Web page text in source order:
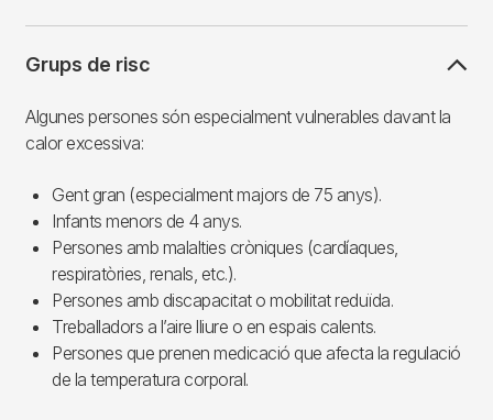
Grups de risc
Algunes persones són especialment vulnerables davant la
calor excessiva:
Gent gran (especialment majors de 75 anys).
Infants menors de 4 anys.
Persones amb malalties cròniques (cardíaques,
respiratòries, renals, etc.).
Persones amb discapacitat o mobilitat reduïda.
Treballadors a l’aire lliure o en espais calents.
Persones que prenen medicació que afecta la regulació
de la temperatura corporal.